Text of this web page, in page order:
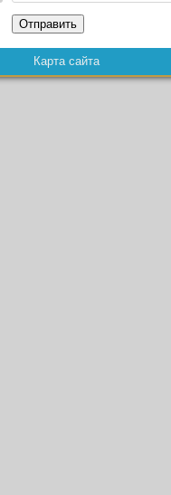
Отправить
Карта сайта